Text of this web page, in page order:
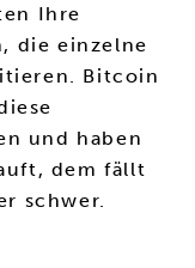
Ihre
die einzelne
Bitcoin
und haben
dem fällt
schwer.